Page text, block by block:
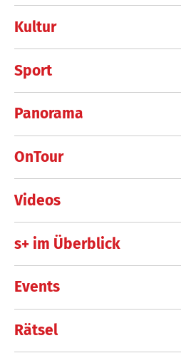
Kultur
Sport
Panorama
OnTour
Videos
s+ im Überblick
Events
Rätsel